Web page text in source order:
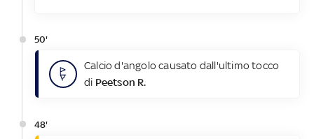
50'
Calcio d'angolo causato dall'ultimo tocco
di Peetson R.
48'